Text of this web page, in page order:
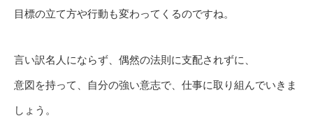
目標の立て方や行動も変わってくるのですね。
言い訳名人にならず、偶然の法則に支配されずに、
意図を持って、自分の強い意志で、仕事に取り組んでいきま
しょう。